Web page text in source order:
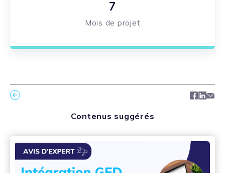
7
Mois de projet
Contenus suggérés